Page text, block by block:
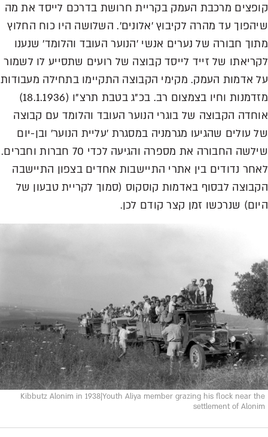
קופצים מרכבת העמק בקריית חרושת בדרכם לייסד את מה
שיהפוך עד מהרה לקיבוץ 'אלונים'. השלושה היו כוח החלוץ
מתוך חבורה של נערים אנשי 'הנוער העובד והלומד' שנענו
לקריאתו של זייד לייסד קבוצה של רועים שתסייע לו לשמור
על אדמות העמק. מקימי הקבוצה התקיימו בתחילה מעבודות
מזדמנות וחיו בצמצום רב. בכ"ג בטבת תרצ"ו (18.1.1936)
אוחדה הקבוצה של בוגרי הנוער העובד והלומד עם קבוצה
של עולים שהגיעו מגרמניה במסגרת 'עליית הנוער' ובן-יום
שילשה החבורה את מספרה והגיעה לכדי 70 חברות וחברים.
לאחר נדודים בין אתרי התיישבות אחדים בצפון התיישבה
הקבוצה לבסוף באדמות קוסקוס (סמוך לקריית טבעון של
היום) שנרכשו זמן קצר קודם לכן.
Kibbutz Alonim in 1938|Youth Aliya member grazing his flock near the
settlement of Alonim